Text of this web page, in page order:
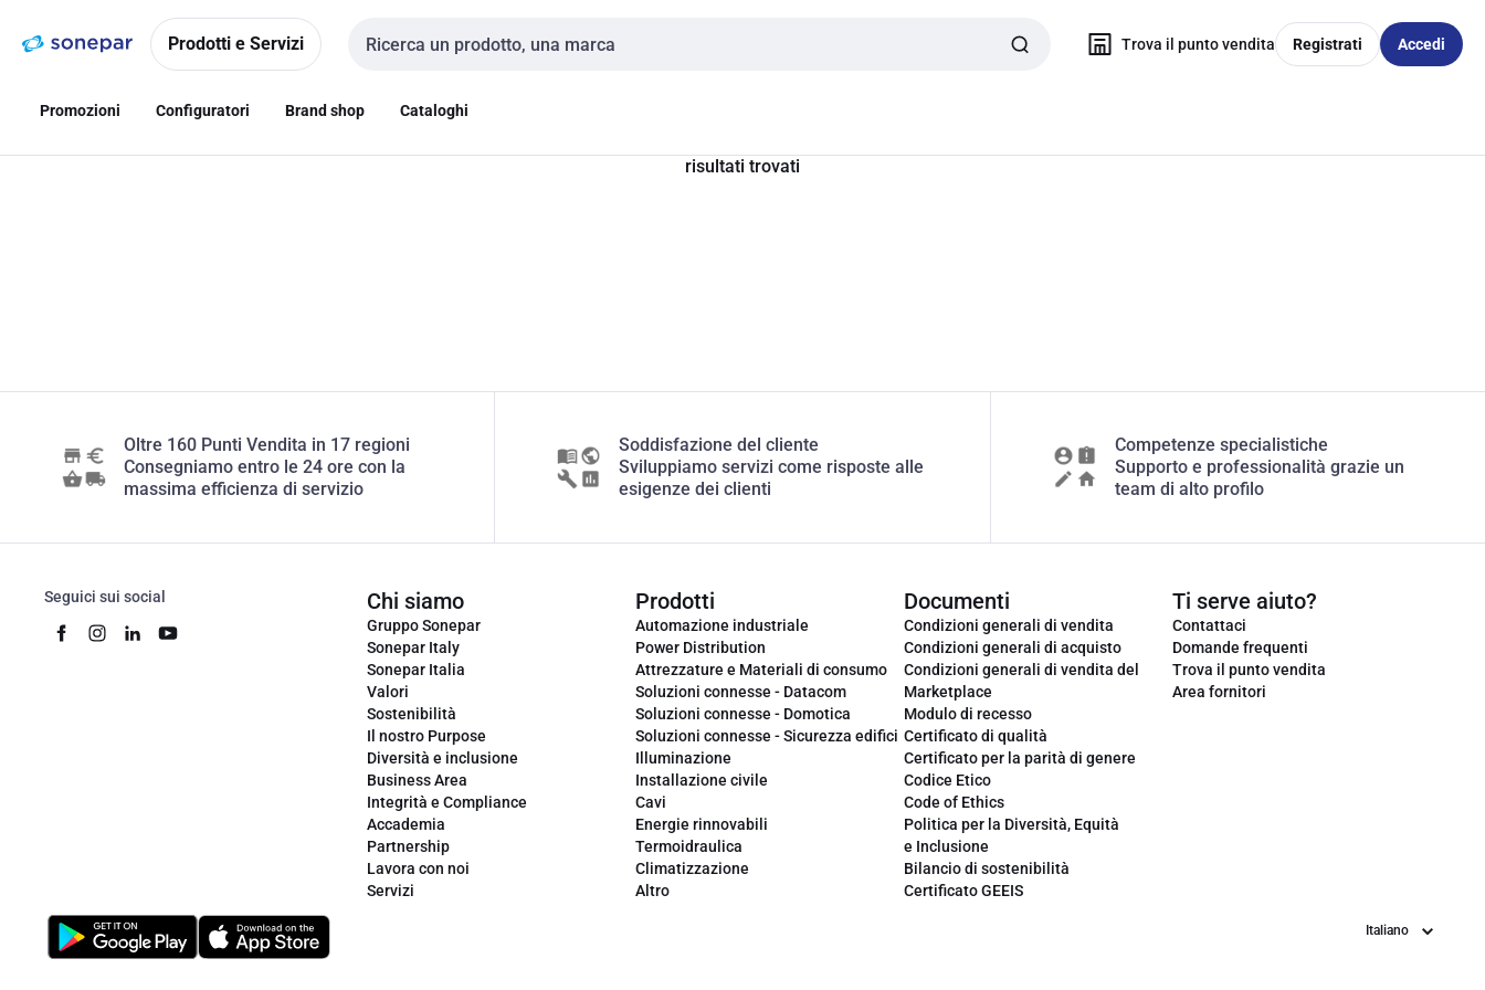
navigazionealla
Prodotti e Servizi
Cerca input
Trova il punto vendita Registrati Accedi
Promozioni Configuratori Brand shop Cataloghi
risultati trovati
Oltre 160 Punti Vendita in 17 regioni
Consegniamo entro le 24 ore con la
massima efficienza di servizio
Soddisfazione del cliente
Sviluppiamo servizi come risposte alle
esigenze dei clienti
Competenze specialistiche
Supporto e professionalità grazie un
team di alto profilo
Seguici sui social Chi siamo
Gruppo Sonepar
Sonepar Italy
Sonepar Italia
Valori
Sostenibilità
Il nostro Purpose
Diversità e inclusione
Business Area
Integrità e Compliance
Accademia
Partnership
Lavora con noi
Servizi
Prodotti
Automazione industriale
Power Distribution
Attrezzature e Materiali di consumo
Soluzioni connesse - Datacom
Soluzioni connesse - Domotica
Soluzioni connesse - Sicurezza edifici
Illuminazione
Installazione civile
Cavi
Energie rinnovabili
Termoidraulica
Climatizzazione
Altro
Documenti
Condizioni generali di vendita
Condizioni generali di acquisto
Condizioni generali di vendita del
Marketplace
Modulo di recesso
Certificato di qualità
Certificato per la parità di genere
Codice Etico
Code of Ethics
Politica per la Diversità, Equità
e Inclusione
Bilancio di sostenibilità
Certificato GEEIS
Ti serve aiuto?
Contattaci
Domande frequenti
Trova il punto vendita
Area fornitori
Lingua